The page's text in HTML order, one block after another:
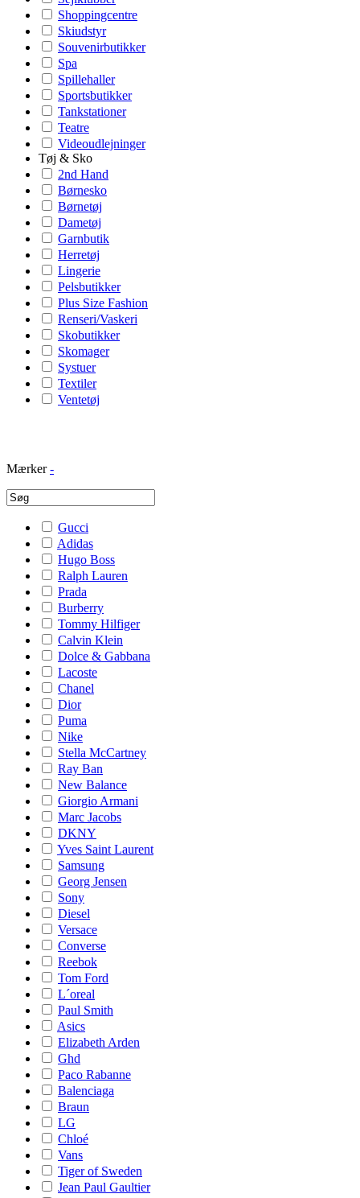
Shoppingcentre
Skiudstyr
Souvenirbutikker
Spa
Spillehaller
Sportsbutikker
Tankstationer
Teatre
Videoudlejninger
Tøj & Sko
2nd Hand
Børnesko
Børnetøj
Dametøj
Garnbutik
Herretøj
Lingerie
Pelsbutikker
Plus Size Fashion
Renseri/Vaskeri
Skobutikker
Skomager
Systuer
Textiler
Ventetøj
Mærker -
Gucci
Adidas
Hugo Boss
Ralph Lauren
Prada
Burberry
Tommy Hilfiger
Calvin Klein
Dolce & Gabbana
Lacoste
Chanel
Dior
Puma
Nike
Stella McCartney
Ray Ban
New Balance
Giorgio Armani
Marc Jacobs
DKNY
Yves Saint Laurent
Samsung
Georg Jensen
Sony
Diesel
Versace
Converse
Reebok
Tom Ford
L´oreal
Paul Smith
Asics
Elizabeth Arden
Ghd
Paco Rabanne
Balenciaga
Braun
LG
Chloé
Vans
Tiger of Sweden
Jean Paul Gaultier